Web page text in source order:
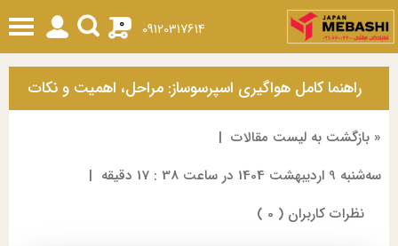
09120317614
0
راهنما کامل هواگیری اسپرسوساز: مراحل، اهمیت و نکات
ضروری
« بازگشت به لیست مقالات |
ﺳﻪشنبه 9 ارديبهشت 1404 در ساعت 38 : 17 دقیقه
|
نظرات کاربران ( 0 )